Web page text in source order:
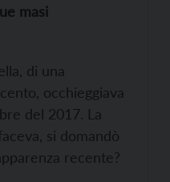
masi
di una
occhieggiava
del 2017. La
si domandò
recente?